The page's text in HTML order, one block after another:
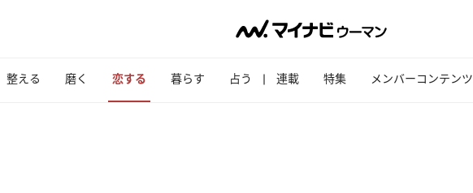
整える 磨く 恋する 暮らす 占う 連載 特集 メンバーコンテンツ